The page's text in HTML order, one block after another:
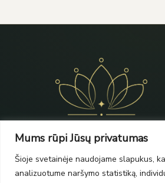
Mums rūpi Jūsų privatumas
Šioje svetainėje naudojame slapukus,
analizuotume naršymo statistiką,